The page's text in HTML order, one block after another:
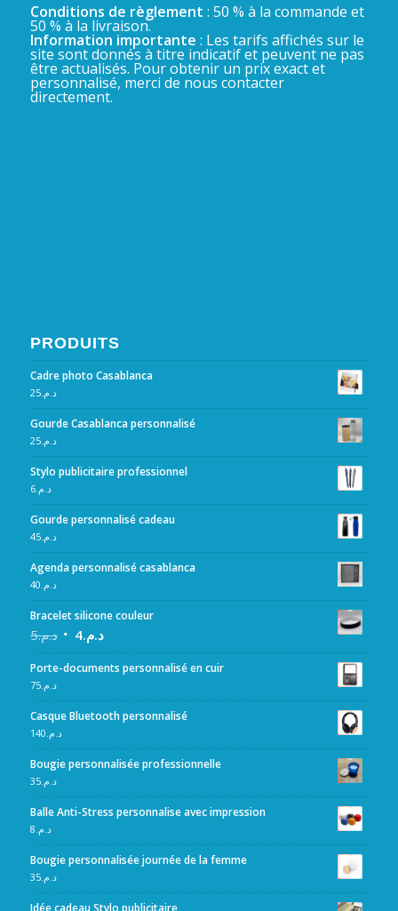
Conditions de règlement : 50 % à la commande et
50 % à la livraison.
Information importante : Les tarifs affichés sur le
site sont donnés à titre indicatif et peuvent ne pas
être actualisés. Pour obtenir un prix exact et
personnalisé, merci de nous contacter
directement.
PRODUITS
Cadre photo Casablanca
د.م.25
Gourde Casablanca personnalisé
د.م.25
Stylo publicitaire professionnel
د.م.6
Gourde personnalisé cadeau
د.م.45
Agenda personnalisé casablanca
د.م.40
Bracelet silicone couleur
د.م.5 د.م.4
Porte-documents personnalisé en cuir
د.م.75
Casque Bluetooth personnalisé
د.م.140
Bougie personnalisée professionnelle
د.م.35
Balle Anti-Stress personnalise avec impression
د.م.8
Bougie personnalisée journée de la femme
د.م.35